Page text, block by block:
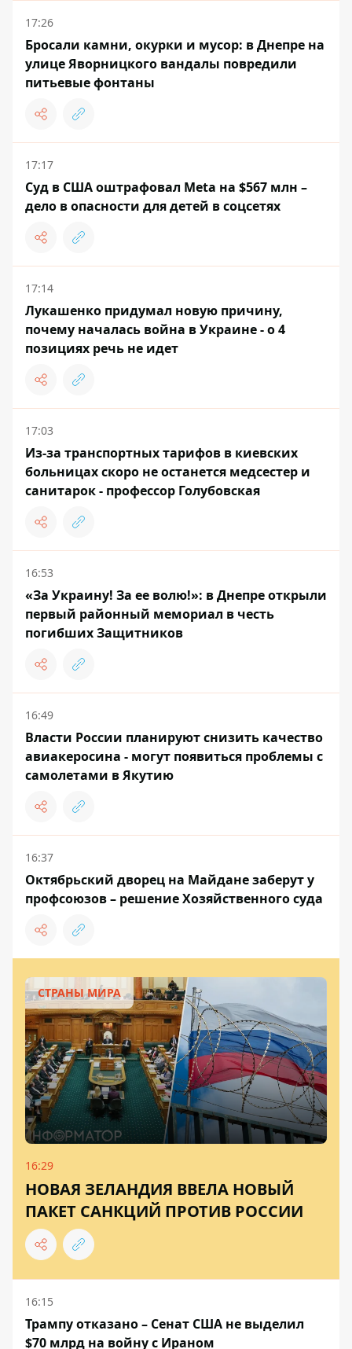
17:26
Бросали камни, окурки и мусор: в Днепре на
улице Яворницкого вандалы повредили
питьевые фонтаны
17:17
Суд в США оштрафовал Meta на $567 млн ​​–
дело в опасности для детей в соцсетях
17:14
Лукашенко придумал новую причину,
почему началась война в Украине - о 4
позициях речь не идет
17:03
Из-за транспортных тарифов в киевских
больницах скоро не останется медсестер и
санитарок - профессор Голубовская
16:53
«За Украину! За ее волю!»: в Днепре открыли
первый районный мемориал в честь
погибших Защитников
16:49
Власти России планируют снизить качество
авиакеросина - могут появиться проблемы с
самолетами в Якутию
16:37
Октябрьский дворец на Майдане заберут у
профсоюзов – решение Хозяйственного суда
СТРАНЫ МИРА
16:29
НОВАЯ ЗЕЛАНДИЯ ВВЕЛА НОВЫЙ
ПАКЕТ САНКЦИЙ ПРОТИВ РОССИИ
16:15
Трампу отказано – Сенат США не выделил
$70 млрд на войну с Ираном